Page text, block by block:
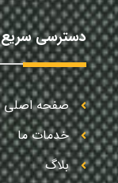
دسترسی سریع
صفحه اصلی
خدمات ما
بلاگ